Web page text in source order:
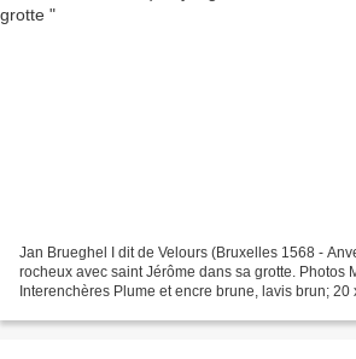
Jan Brueghel I dit de Velours (Bruxelles 1568 -
rocheux avec saint Jérôme dans sa grotte. Photos
Interenchères Plume et encre brune, lavis brun; 20